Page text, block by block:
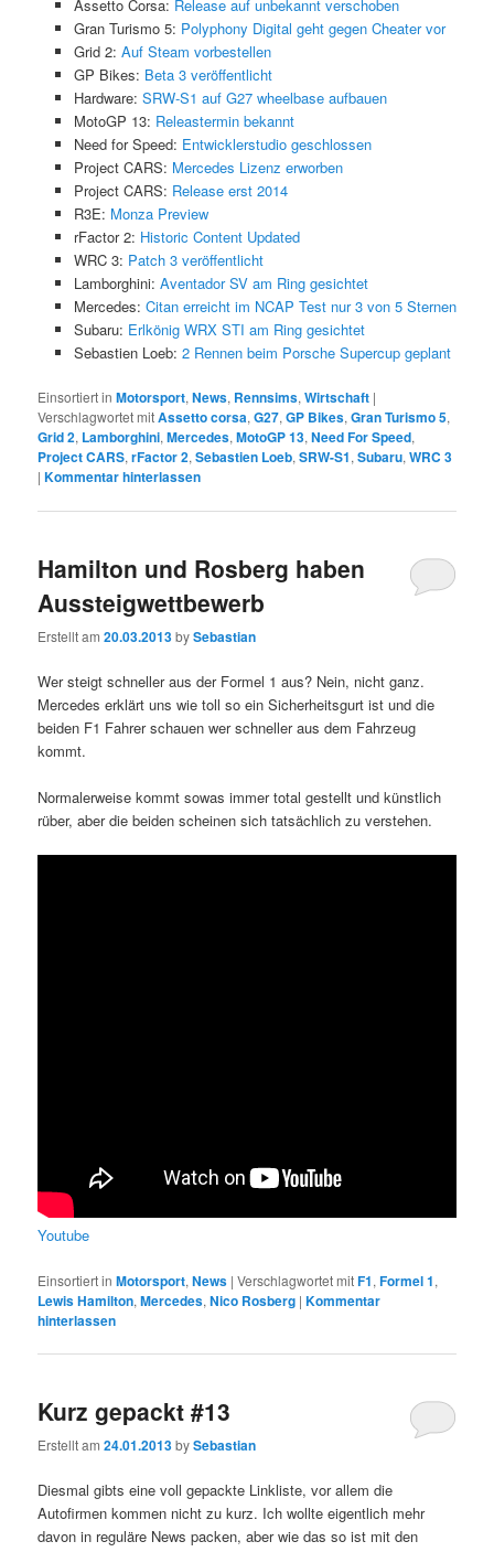
Assetto Corsa: Release auf unbekannt verschoben
Gran Turismo 5: Polyphony Digital geht gegen Cheater vor
Grid 2: Auf Steam vorbestellen
GP Bikes: Beta 3 veröffentlicht
Hardware: SRW-S1 auf G27 wheelbase aufbauen
MotoGP 13: Releastermin bekannt
Need for Speed: Entwicklerstudio geschlossen
Project CARS: Mercedes Lizenz erworben
Project CARS: Release erst 2014
R3E: Monza Preview
rFactor 2: Historic Content Updated
WRC 3: Patch 3 veröffentlicht
Lamborghini: Aventador SV am Ring gesichtet
Mercedes: Citan erreicht im NCAP Test nur 3 von 5 Sternen
Subaru: Erlkönig WRX STI am Ring gesichtet
Sebastien Loeb: 2 Rennen beim Porsche Supercup geplant
Einsortiert in Motorsport,News, Rennsims,Wirtschaft |
Verschlagwortet mitAssetto corsa,G27,GP Bikes,Gran Turismo 5,
Grid 2, Lamborghini,Mercedes,MotoGP 13,Need For Speed,
Project CARS,rFactor 2,Sebastien Loeb,SRW-S1,Subaru,WRC 3
|Kommentar hinterlassen
Hamilton und Rosberg haben
Aussteigwettbewerb
Erstellt am20.03.2013bySebastian
Wer steigt schneller aus der Formel 1 aus? Nein, nicht ganz.
Mercedes erklärt uns wie toll so ein Sicherheitsgurt ist und die
beiden F1 Fahrer schauen wer schneller aus dem Fahrzeug
kommt.
Normalerweise kommt sowas immer total gestellt und künstlich
rüber, aber die beiden scheinen sich tatsächlich zu verstehen.
Youtube
Einsortiert in Motorsport,News |Verschlagwortet mitF1,Formel 1,
Lewis Hamilton,Mercedes,Nico Rosberg |Kommentar
hinterlassen
Kurz gepackt #13
Erstellt am24.01.2013bySebastian
Diesmal gibts eine voll gepackte Linkliste, vor allem die
Autofirmen kommen nicht zu kurz. Ich wollte eigentlich mehr
davon in reguläre News packen, aber wie das so ist mit den